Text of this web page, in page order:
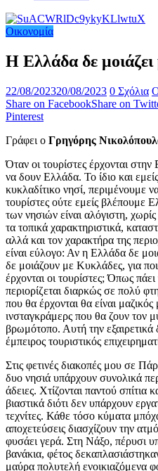
Οικονομία
Η Ελλάδα δε
22/08/202320/08/2023 0 Σχόλια
Share on FacebookShare on
Pinterest
Γράφει ο Γρηγόρης
Όταν οι τουρίστες έρχονται
να δουν Ελλάδα. Το ίδιο και
κυκλαδίτικο νησί, περιμένουμε
τουρίστες ούτε εμείς βλέπουμε
των νησιών είναι αλόγιστη,
τα τοπικά χαρακτηριστικά,
αλλά και τον χαρακτήρα της
είναι εύλογο: Αν η Ελλάδα δε
δε μοιάζουν με Κυκλάδες, για
έρχονται οι τουρίστες; Όπως
περιορίζεται διαρκώς σε πολύ
που θα έρχονται θα είναι
ινσταγκράμερς που θα ζουν τον
βρωμότοπο. Αυτή την
έμπειρος τουριστικός
Στις φετινές διακοπές μου σε
δυο νησιά υπάρχουν συνολικά
άδειες. Χτίζονται παντού σπίτια
βιαστικά διότι δεν υπάρχουν
τεχνίτες. Κάθε τόσο κύματα
αποχετεύσεις διασχίζουν την
φυσάει γερά. Στη Νάξο, πέρυσι
βανάκια, φέτος
μαύρα πολυτελή ενοικιαζόμενα